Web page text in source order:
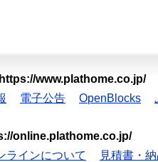
https://www.plathome.co.jp/
電子公告 OpenBlocks
online.plathome.co.jp/
ラインについて
見積書・